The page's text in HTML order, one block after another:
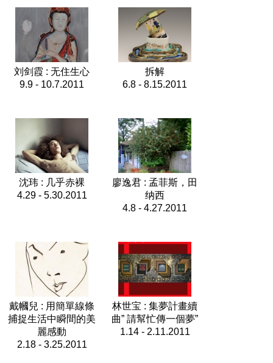
刘剑霞 : 无住生心
9.9 - 10.7.2011
拆解
6.8 - 8.15.2011
沈玮 : 几乎赤裸
4.29 - 5.30.2011
廖逸君 : 孟菲斯，田
纳西
4.8 - 4.27.2011
戴幗兒 : 用簡單線條
捕捉生活中瞬間的美
麗感動
2.18 - 3.25.2011
林世宝 : 集夢計畫續
曲” 請幫忙傳一個夢”
1.14 - 2.11.2011